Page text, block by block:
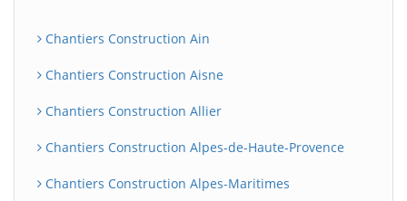
Chantiers Construction Ain
Chantiers Construction Aisne
Chantiers Construction Allier
Chantiers Construction Alpes-de-Haute-Provence
Chantiers Construction Alpes-Maritimes